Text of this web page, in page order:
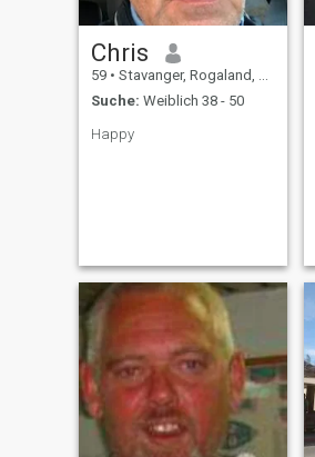
Chris
59 • Stavanger, Rogaland, Norwegen
Suche: Weiblich 38 - 50
Happy